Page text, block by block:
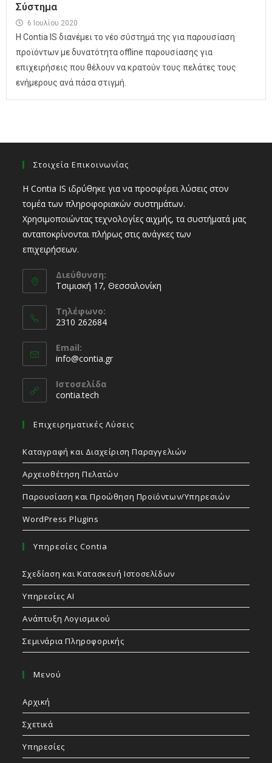
Σύστημα
6 Ιουλίου 2020
Η Contia IS διανέμει το νέο σύστημά της για παρουσίαση
προϊόντων με δυνατότητα offline παρουσίασης για
επιχειρήσεις που θέλουν να κρατούν τους πελάτες τους
ενήμερους ανά πάσα στιγμή.
Στοιχεία Επικοινωνίας
Η Contia IS ιδρύθηκε για να προσφέρει λύσεις στον
τομέα των πληροφοριακών συστημάτων.
Χρησιμοποιώντας τεχνολογίες αιχμής, τα συστήματά μας
ανταποκρίνονται πλήρως στις ανάγκες των
επιχειρήσεων.
Διεύθυνση:
Τσιμισκή 17, Θεσσαλονίκη
Τηλέφωνο:
2310 262684
Email:
info@contia.gr
Ιστοσελίδα
contia.tech
Επιχειρηματικές Λύσεις
Καταγραφή και Διαχείριση Παραγγελιών
Αρχειοθέτηση Πελατών
Παρουσίαση και Προώθηση Προϊόντων/Υπηρεσιών
WordPress Plugins
Υπηρεσίες Contia
Σχεδίαση και Κατασκευή Ιστοσελίδων
Υπηρεσίες AI
Ανάπτυξη Λογισμικού
Σεμινάρια Πληροφορικής
Μενού
Αρχική
Σχετικά
Υπηρεσίες